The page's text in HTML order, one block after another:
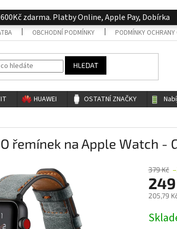
zdarma. Platby Online, Apple Pay, Dobírka
OBCHODNÍ PODMÍNKY PODMÍNKY OCHRANY
HLEDAT
HUAWEI OSTATNÍ ZNAČKY
řemínek na Apple Watch -
379 Kč
205,79
cena: